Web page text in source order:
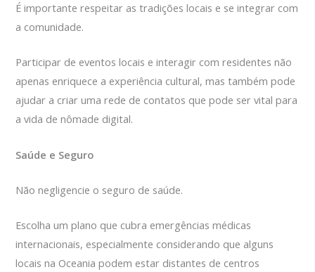
É importante respeitar as tradições locais e se integrar com
a comunidade.
Participar de eventos locais e interagir com residentes não
apenas enriquece a experiência cultural, mas também pode
ajudar a criar uma rede de contatos que pode ser vital para
a vida de nômade digital.
Saúde e Seguro
Não negligencie o seguro de saúde.
Escolha um plano que cubra emergências médicas
internacionais, especialmente considerando que alguns
locais na Oceania podem estar distantes de centros